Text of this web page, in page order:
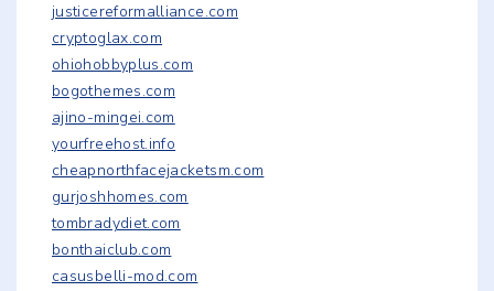
justicereformalliance.com
cryptoglax.com
ohiohobbyplus.com
bogothemes.com
ajino-mingei.com
yourfreehost.info
cheapnorthfacejacketsm.com
gurjoshhomes.com
tombradydiet.com
bonthaiclub.com
casusbelli-mod.com